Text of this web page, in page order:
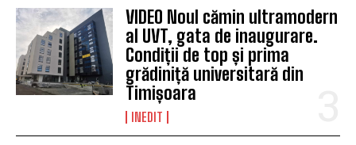
VIDEO Noul cămin ultramodern
al UVT, gata de inaugurare.
Condiții de top și prima
grădiniță universitară din
Timișoara
INEDIT